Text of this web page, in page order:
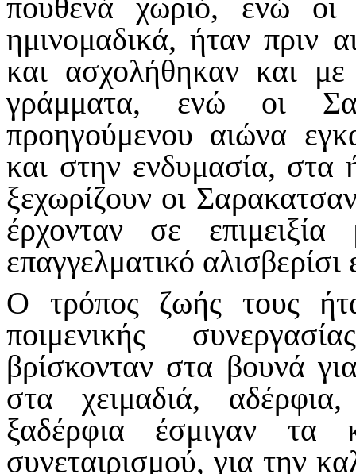
πουθενά χωριό, ενώ οι
ημινομαδικά, ήταν πριν
και ασχολήθηκαν και με
γράμματα, ενώ οι
προηγούμενου αιώνα
και στην ενδυμασία, στα
ξεχωρίζουν οι
έρχονταν σε
επαγγελματικό αλισβερίσι
Ο τρόπος ζωής τους
ποιμενικής
βρίσκονταν στα βουνά
στα χειμαδιά,
ξαδέρφια έσμιγαν τα
συνεταιρισμού, για την